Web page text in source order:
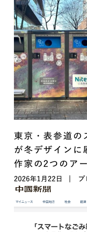
東京・表参道の
が冬デザイン
作家の2つのア
2026年1月22日 プ